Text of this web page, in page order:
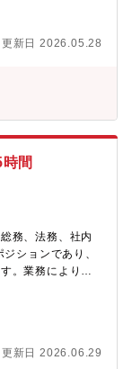
営の最適化3. 患
に適したDX化これ
ダクト開発や、
同社で働く魅
戦略策定から現場
経営者のよき相
いだからこそ見
じられます■企業
支援対象は入院治
院がメインで
は現場で働く医
、社会貢献実感
タントなどで構
事に誇りを持っ
ています。ま
主、取締役会、証
お任せする可能性
及び実行■全社戦
えていく側とし
に立ち上げる
激しく、デジタ
を味わうことが
。役職や年齢、
あるものは積極
社のメンバー
る異分野の知見
おります。 【募
成長を遂げた、国
更新日 2026.05.28
間
務、法務、社内
ションであり、
。業務によりま
析の実施及び予算
年次決算を含む
調達・採用、人
取締役会、株主
更新日 2026.06.29